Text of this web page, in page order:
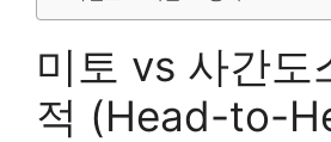
미토 vs 사간도
적 (Head-to-